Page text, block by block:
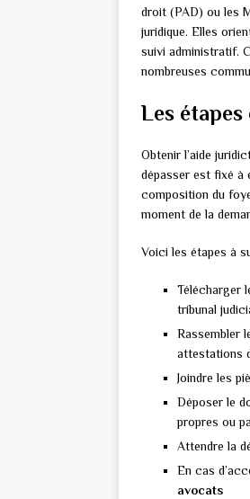
droit (PAD) ou les
juridique. Elles
suivi administratif.
nombreuses
Les
Obtenir l’aide
dépasser est fixé à
composition du
moment de la
Voici les étapes à
Télécharger
tribunal
Rassembler
attestations
Joindre les
Déposer le
propres ou
Attendre la
En cas
avocats